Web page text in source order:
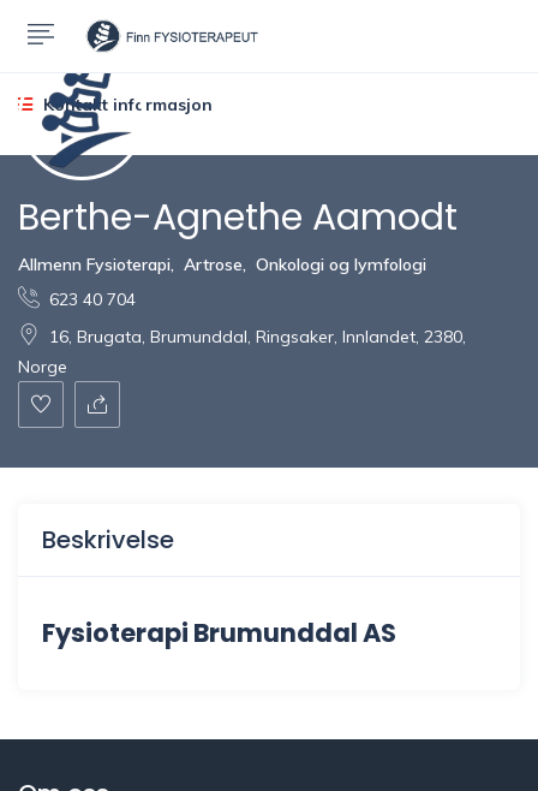
Kontakt informasjon
Berthe-Agnethe Aamodt
Allmenn Fysioterapi Artrose
Onkologi og lymfologi
623 40 704
16, Brugata, Brumunddal, Ringsaker, Innlandet, 2380,
Norge
Beskrivelse
Fysioterapi Brumunddal AS